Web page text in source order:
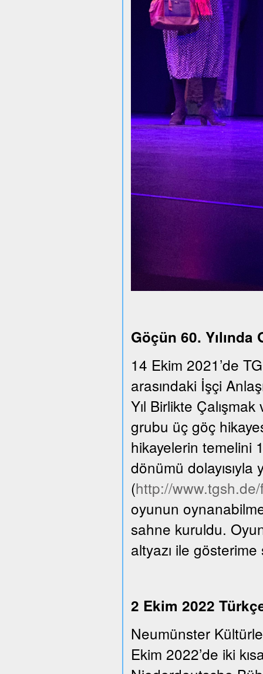
Göçün 60.
14 Ekim 2021’de
arasındaki İşçi
Yıl Birlikte
grubu üç göç
hikayelerin temelini
dönümü dolayısıyla
(http://
oyunun
sahne kuruldu.
altyazı ile
2 Ekim 2022
Neumünster
Ekim 2022’de iki